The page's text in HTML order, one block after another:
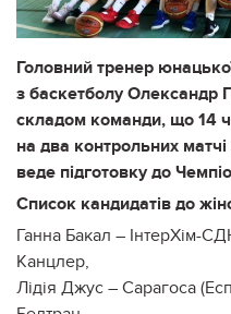
Головний тренер
з баскетболу Олександр
складом команди, що 14
на два контрольних
веде підготовку до
Список кандидатів до
Ганна Бакал – ІнтерХім-
Канцлер,
Лідія Джус – Сарагоса